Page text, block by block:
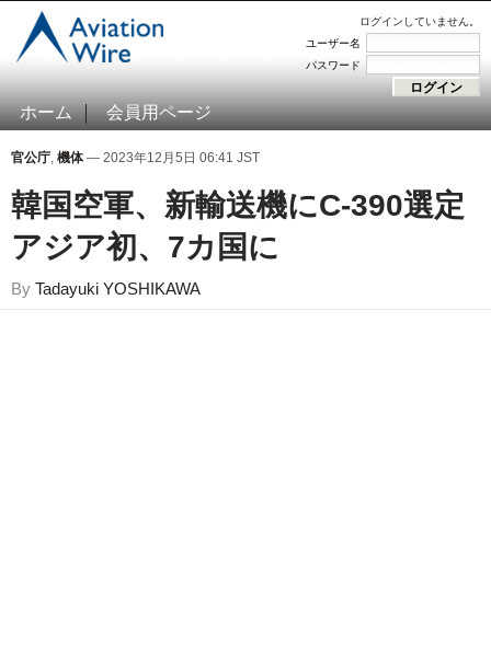
ログインしていません。
ユーザー名
パスワード
ホーム 会員用ページ
官公庁, 機体— 2023年12月5日 06:41 JST
韓国空軍、新輸送機にC-390選
アジア初、7カ国に
By Tadayuki YOSHIKAWA